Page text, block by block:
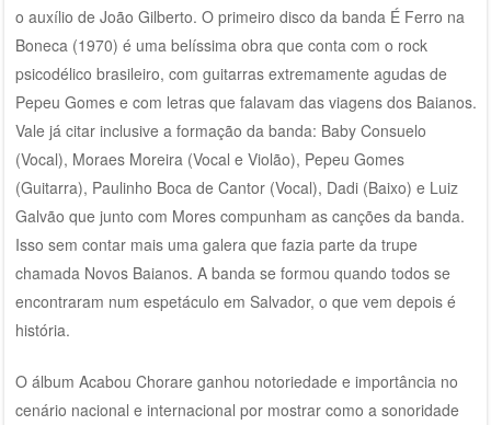
o auxílio de João Gilberto. O primeiro disco da banda É Ferro na
Boneca (1970) é uma belíssima obra que conta com o rock
psicodélico brasileiro, com guitarras extremamente agudas de
Pepeu Gomes e com letras que falavam das viagens dos Baianos.
Vale já citar inclusive a formação da banda: Baby Consuelo
(Vocal), Moraes Moreira (Vocal e Violão), Pepeu Gomes
(Guitarra), Paulinho Boca de Cantor (Vocal), Dadi (Baixo) e Luiz
Galvão que junto com Mores compunham as canções da banda.
Isso sem contar mais uma galera que fazia parte da trupe
chamada Novos Baianos. A banda se formou quando todos se
encontraram num espetáculo em Salvador, o que vem depois é
história.
O álbum Acabou Chorare ganhou notoriedade e importância no
cenário nacional e internacional por mostrar como a sonoridade